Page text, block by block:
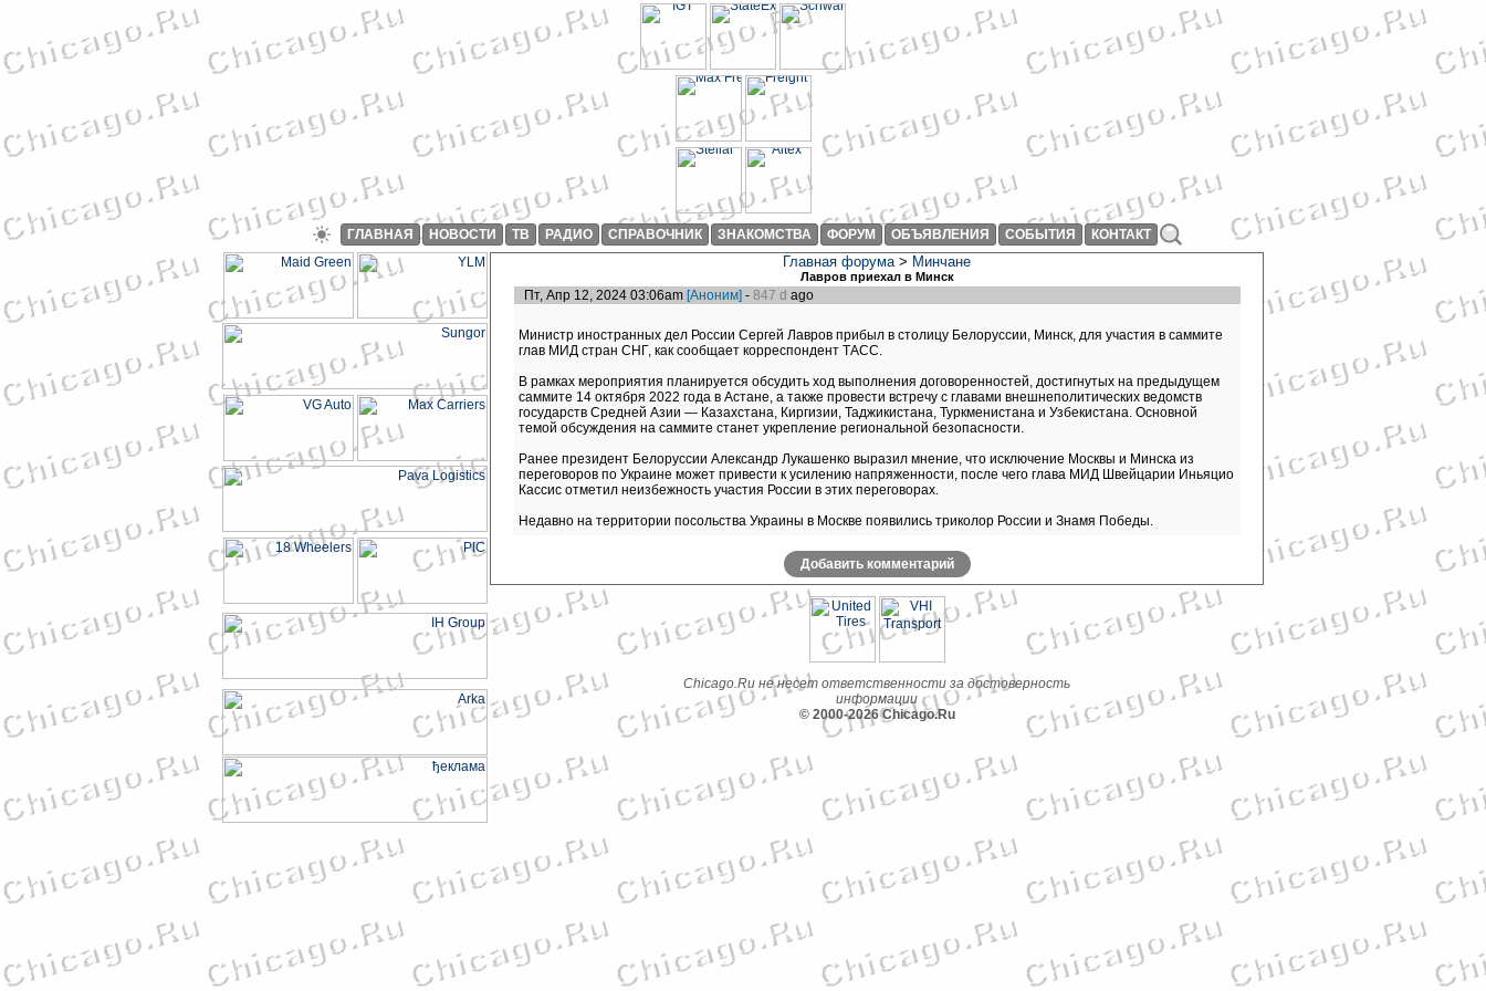
ГЛАВНАЯ НОВОСТИ ТВ РАДИО СПРАВОЧНИК ЗНАКОМСТВА ФОРУМ ОБЪЯВЛЕНИЯ СОБЫТИЯ КОНТАКТ
Главная форума> Минчане
Лавров приехал в Минск
Пт, Апр 12, 2024 03:06am [Аноним] -847 d ago
Министр иностранных дел России Сергей Лавров прибыл в столицу Белоруссии, Минск, для участия в саммите
глав МИД стран СНГ, как сообщает корреспондент ТАСС.
В рамках мероприятия планируется обсудить ход выполнения договоренностей, достигнутых на предыдущем
саммите 14 октября 2022 года в Астане, а также провести встречу с главами внешнеполитических ведомств
государств Средней Азии — Казахстана, Киргизии, Таджикистана, Туркменистана и Узбекистана. Основной
темой обсуждения на саммите станет укрепление региональной безопасности.
Ранее президент Белоруссии Александр Лукашенко выразил мнение, что исключение Москвы и Минска из
переговоров по Украине может привести к усилению напряженности, после чего глава МИД Швейцарии Иньяцио
Кассис отметил неизбежность участия России в этих переговорах.
Недавно на территории посольства Украины в Москве появились триколор России и Знамя Победы.
Добавить комментарий
Chicago.Ru не несет ответственности за достоверность
информации
© 2000-2026 Chicago.Ru